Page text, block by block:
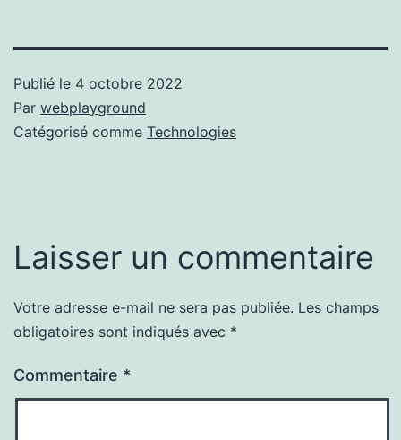
Publié le 4 octobre 2022
Par webplayground
Catégorisé comme Technologies
Laisser un commentaire
Votre adresse e-mail ne sera pas publiée. Les champs
obligatoires sont indiqués avec *
Commentaire *